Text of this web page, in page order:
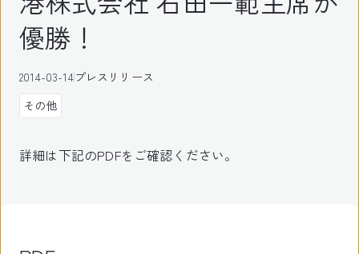
優勝！
2014-03-14プレスリリース
その他
詳細は下記のPDFをご確認ください。